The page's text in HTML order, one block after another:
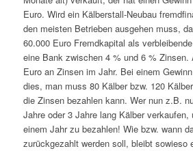
Euro. Wird ein Kälberstall-Neubau
den meisten Betrieben ausgehen muss,
60.000 Euro Fremdkapital als
eine Bank zwischen 4 % und 6 % Zinsen.
Euro an Zinsen im Jahr. Bei einem
dies, man muss 80 Kälber bzw. 120
die Zinsen bezahlen kann. Wer nun z.B.
Jahre oder 3 Jahre lang Kälber
einem Jahr zu bezahlen! Wie bzw. wann
zurückgezahlt werden soll, bleibt sowieso